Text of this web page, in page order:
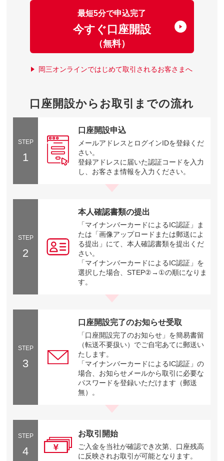
最短5分で申込完了
今すぐ口座開設
（無料）
岡三オンラインではじめて取引されるお客さまへ
口座開設からお取引までの流れ
STEP
1
口座開設申込
メールアドレスとログインIDを登録くだ
さい。
登録アドレスに届いた認証コードを入力
し、お客さま情報を入力ください。
STEP
2
本人確認書類の提出
「マイナンバーカードによるIC認証」ま
たは「画像アップロードまたは郵送によ
る提出」にて、本人確認書類を提出くだ
さい。
「マイナンバーカードによるIC認証」を
選択した場合、STEP②→①の順になりま
す。
STEP
3
口座開設完了のお知らせ受取
「口座開設完了のお知らせ」を簡易書留
（転送不要扱い）でご自宅あてに郵送い
たします。
「マイナンバーカードによるIC認証」の
場合、お知らせメールから取引に必要な
パスワードを登録いただけます（郵送
無）。
STEP
4
お取引開始
ご入金を当社が確認でき次第、口座残高
に反映されお取引が可能となります。